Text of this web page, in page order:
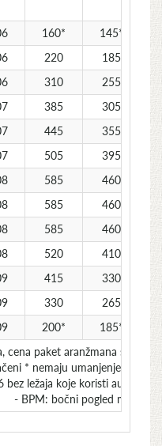
160*
145*
220
185
310
255
385
305
445
355
505
395
585
460
585
460
585
460
520
410
415
330
330
265
200*
185*
cena paket aranžmana se
* nemaju umanjenje za
bez ležaja koje koristi
- BPM: bočni pogled more